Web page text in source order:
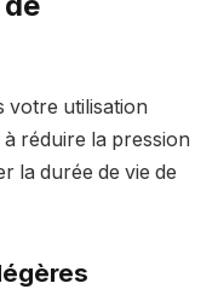
votre utilisation
réduire la pression
la durée de vie de